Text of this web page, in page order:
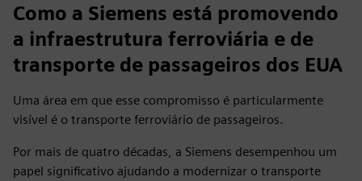
Como a Siemens está promovendo
a infraestrutura ferroviária e de
transporte de passageiros dos EUA
Uma área em que esse compromisso é particularmente
visível é o transporte ferroviário de passageiros.
Por mais de quatro décadas, a Siemens desempenhou um
papel significativo ajudando a modernizar o transporte